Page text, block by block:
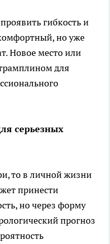
гибкость и
но уже
Новое место или
для
серьезных
то в личной жизни
принести
но через форму
прогноз